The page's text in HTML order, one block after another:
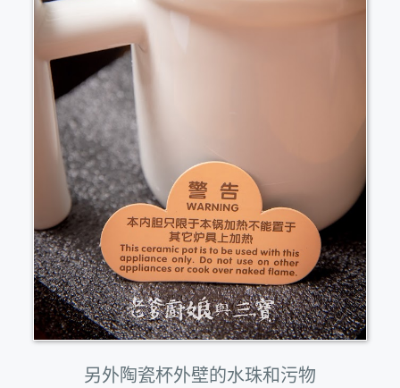
另外陶瓷杯外壁的水珠和污物